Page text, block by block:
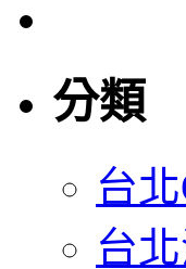
分類
台
台